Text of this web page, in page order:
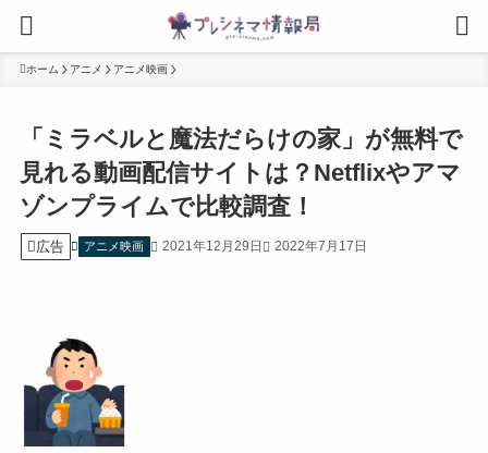
ホーム アニメ アニメ映画
「ミラベルと魔法だらけの家」が無料で
見れる動画配信サイトは？Netflixやアマ
ゾンプライムで比較調査！
広告 アニメ映画 2021年12月29日 2022年7月17日